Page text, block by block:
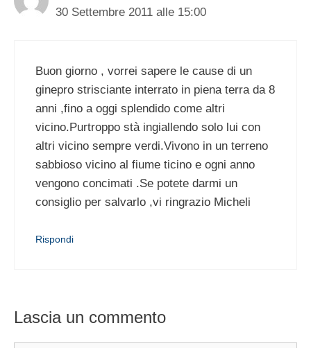
30 Settembre 2011 alle 15:00
Buon giorno , vorrei sapere le cause di un
ginepro strisciante interrato in piena terra da 8
anni ,fino a oggi splendido come altri
vicino.Purtroppo stà ingiallendo solo lui con
altri vicino sempre verdi.Vivono in un terreno
sabbioso vicino al fiume ticino e ogni anno
vengono concimati .Se potete darmi un
consiglio per salvarlo ,vi ringrazio Micheli
Rispondi
Lascia un commento